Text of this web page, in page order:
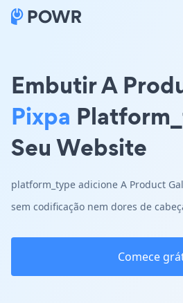
Embutir A
Pixpa
Seu Website
platform_type adicione A Product
sem codificação nem dores de
Comece